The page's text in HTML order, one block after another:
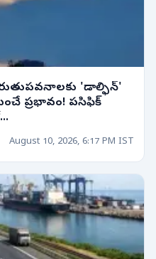
'డాల్ఫిన్'
ప్రభావం! పసిఫిక్
August 10, 2026, 6:17 PM IST